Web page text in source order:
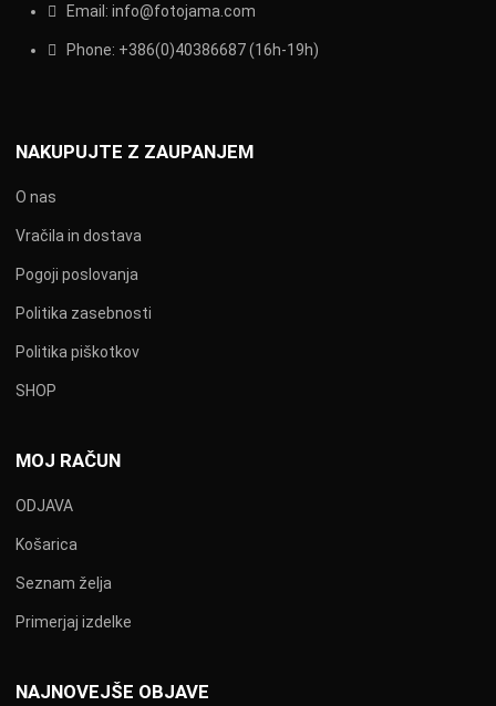
Email: info@fotojama.com
Phone: +386(0)40386687 (16h-19h)
NAKUPUJTE Z ZAUPANJEM
O nas
Vračila in dostava
Pogoji poslovanja
Politika zasebnosti
Politika piškotkov
SHOP
MOJ RAČUN
ODJAVA
Košarica
Seznam želja
Primerjaj izdelke
NAJNOVEJŠE OBJAVE